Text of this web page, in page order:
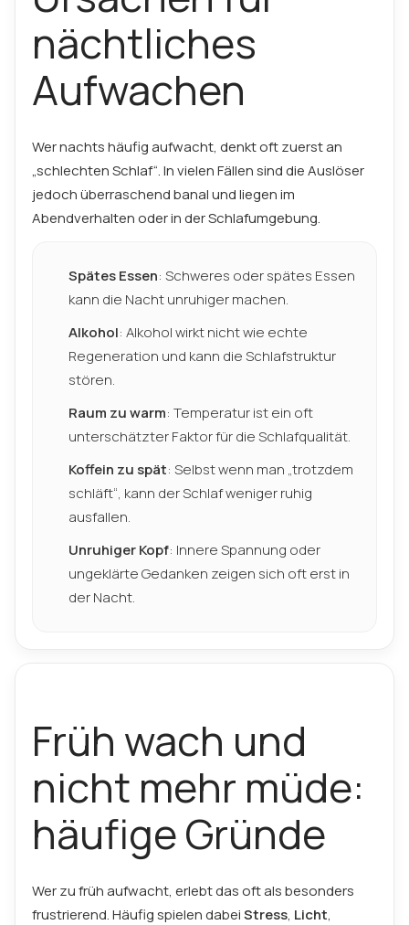
nächtliches
Aufwachen
Wer nachts häufig aufwacht, denkt oft zuerst an
„schlechten Schlaf“. In vielen Fällen sind die Auslöser
jedoch überraschend banal und liegen im
Abendverhalten oder in der Schlafumgebung.
Spätes Essen: Schweres oder spätes Essen
kann die Nacht unruhiger machen.
Alkohol: Alkohol wirkt nicht wie echte
Regeneration und kann die Schlafstruktur
stören.
Raum zu warm: Temperatur ist ein oft
unterschätzter Faktor für die Schlafqualität.
Koffein zu spät: Selbst wenn man „trotzdem
schläft“, kann der Schlaf weniger ruhig
ausfallen.
Unruhiger Kopf: Innere Spannung oder
ungeklärte Gedanken zeigen sich oft erst in
der Nacht.
Früh wach und
nicht mehr müde:
häufige Gründe
Wer zu früh aufwacht, erlebt das oft als besonders
frustrierend. Häufig spielen dabeiStress, Licht,